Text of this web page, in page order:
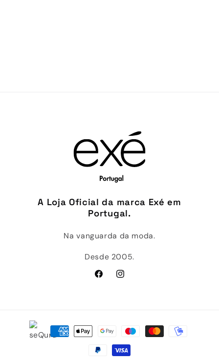
A Loja Oficial da marca Exé em
Portugal.
Na vanguarda da moda.
Desde 2005.
FacebookInstagram
Métodos